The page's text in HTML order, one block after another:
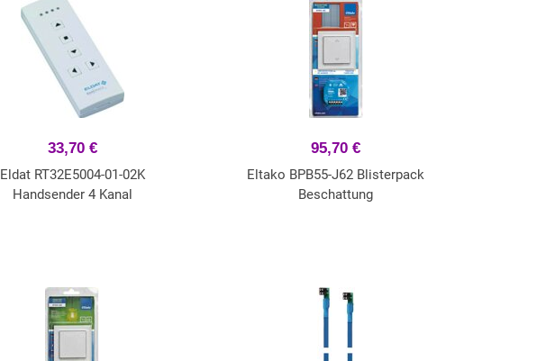
33,70 €
Eldat RT32E5004-01-02K
Handsender 4 Kanal
95,70 €
Eltako BPB55-J62 Blisterpack
Beschattung